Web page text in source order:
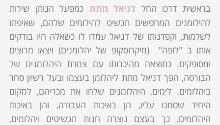
בראשית דרכו החל דניאל מתת כמפעל הנותן שירות
להילומנים המחפשים תכשיט להילומים שלהם, שאיפתו
לשלמות, וקפדנותו של דניאל עמדו לו כשאלה היו בודקים
אותו ב "לופה" (מיקרוסקופ של יהלומנים) ויצאו מרוצים
ומסופקים. כתוצאה מהיכרותו עם צמרת היהלומנים של
הבורסה, הפך דניאל מתת ליהלומן בעצמו ובעל רשיון סחר
ביהלומים. לימים, היהלומנים שלחו את מכריהם, למקום
היחיד שסמכו עליו, הן באיכות העבודה, והן באיכות
היהלומים. כך בעצם נוצרה חנות תכשיטים ויהלומים,